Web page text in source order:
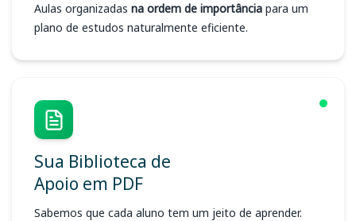
Aulas organizadas na ordem de importância para um
plano de estudos naturalmente eficiente.
Sua Biblioteca de
Apoio em PDF
Sabemos que cada aluno tem um jeito de aprender.